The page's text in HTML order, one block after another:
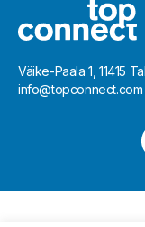
Väike-Paala 1, 11415
info@topconnect.com